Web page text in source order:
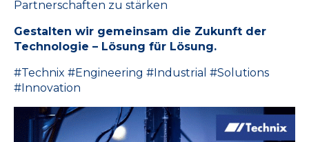
Partnerschaften zu stärken
Gestalten wir gemeinsam die Zukunft der
Technologie – Lösung für Lösung.
#Technix #Engineering #Industrial #Solutions
#Innovation